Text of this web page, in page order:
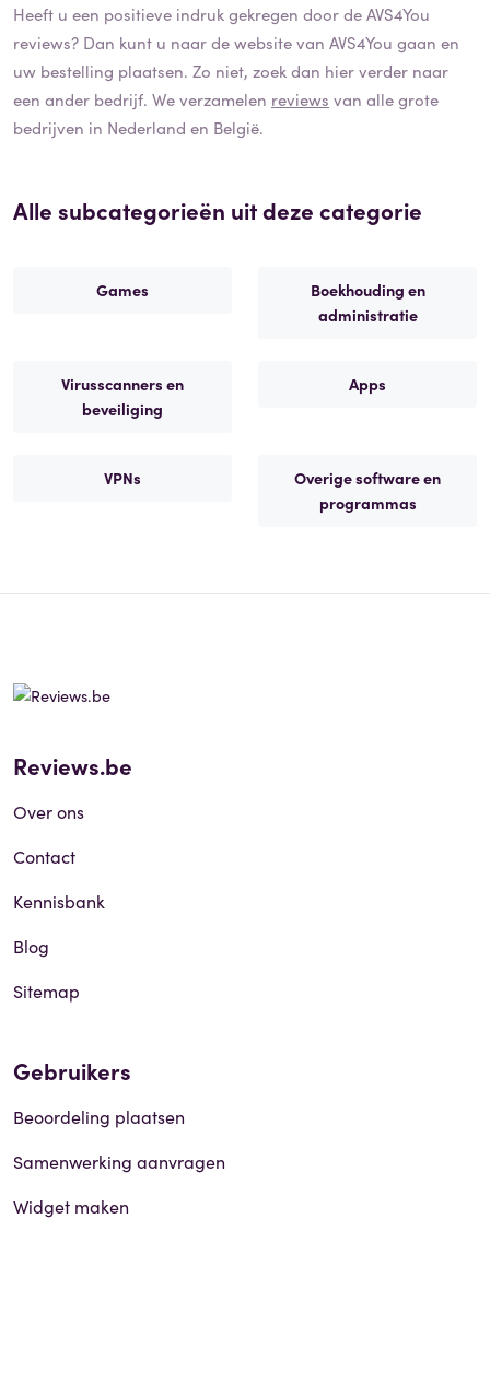
Heeft u een positieve indruk gekregen door deAVS4You
reviews? Dan kunt u naar de website van AVS4You gaan en
uw bestelling plaatsen. Zo niet, zoek dan hier verder naar
een ander bedrijf. We verzamelen reviews van alle grote
bedrijven in Nederland en België.
Alle subcategorieën uit deze categorie
Games
Boekhouding en
administratie
Virusscanners en
beveiliging
Apps
VPNs
Overige software en
programmas
Reviews.be
Over ons
Contact
Kennisbank
Blog
Sitemap
Gebruikers
Beoordeling plaatsen
Samenwerking aanvragen
Widget maken